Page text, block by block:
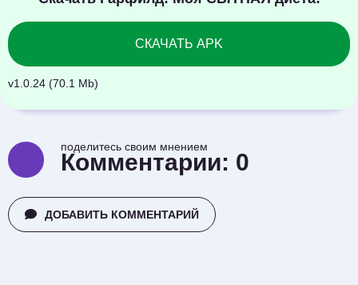
СКАЧАТЬ APK
v1.0.24 (70.1 Mb)
поделитесь своим мнением
Комментарии: 0
ДОБАВИТЬ КОММЕНТАРИЙ